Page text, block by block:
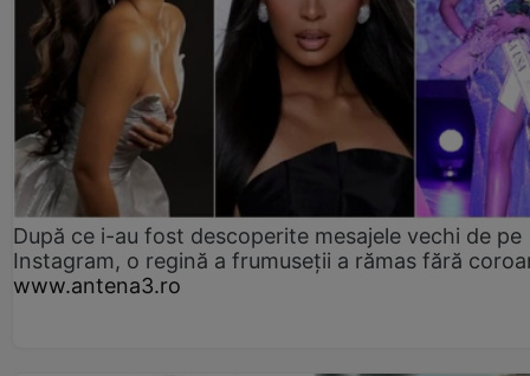
După ce i-au fost descoperite mesajele vechi de pe
Instagram, o regină a frumuseții a rămas fără
www.antena3.ro